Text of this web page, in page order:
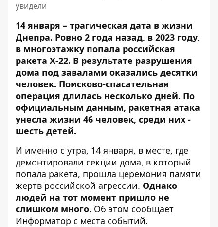
увидели
14 января – трагическая дата в жизни
Днепра. Ровно 2 года назад, в 2023 году,
в многоэтажку попала российская
ракета Х-22. В результате разрушения
дома под завалами оказались десятки
человек. Поисково-спасательная
операция длилась несколько дней. По
официальным данным, ракетная атака
унесла жизни 46 человек, среди них -
шесть детей.
И именно с утра, 14 января, в месте, где
демонтировали секции дома, в который
попала ракета, прошла церемония памяти
жертв российской агрессии. Однако
людей на тот момент пришло не
слишком много. Об этом сообщает
Информатор с места событий.